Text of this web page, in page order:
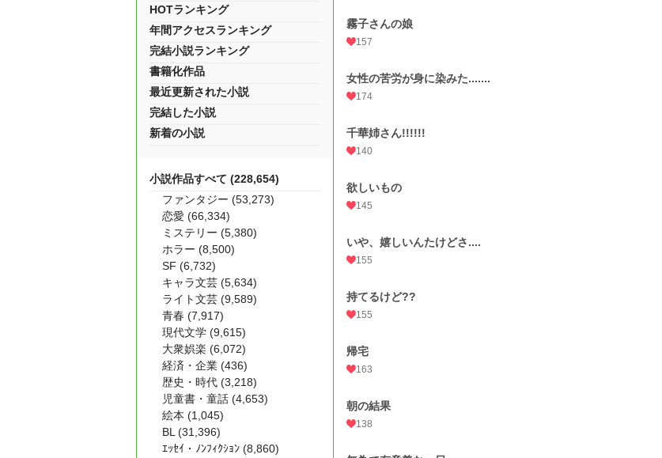
霧子さんの娘
157
女性の苦労が身に染みた.......
174
千華姉さん!!!!!!
140
欲しいもの
145
いや、嬉しいんたけどさ....
155
持てるけど??
155
帰宅
163
朝の結果
138
HOTランキング
年間アクセスランキング
完結小説ランキング
書籍化作品
最近更新された小説
完結した小説
新着の小説
小説作品すべて (228,654)
ファンタジー (53,273)
恋愛 (66,334)
ミステリー (5,380)
ホラー (8,500)
SF (6,732)
キャラ文芸 (5,634)
ライト文芸 (9,589)
青春 (7,917)
現代文学 (9,615)
大衆娯楽 (6,072)
経済・企業 (436)
歴史・時代 (3,218)
児童書・童話 (4,653)
絵本 (1,045)
BL (31,396)
ｴｯｾｲ・ﾉﾝﾌｨｸｼｮﾝ (8,860)